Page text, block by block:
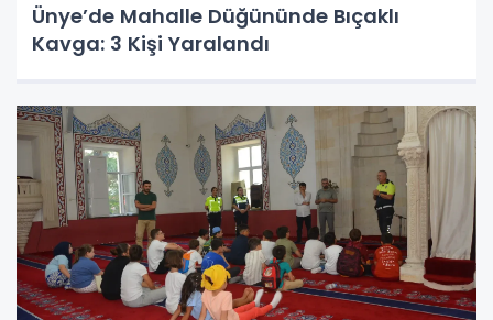
Ünye’de Mahalle Düğününde Bıçaklı
Kavga: 3 Kişi Yaralandı